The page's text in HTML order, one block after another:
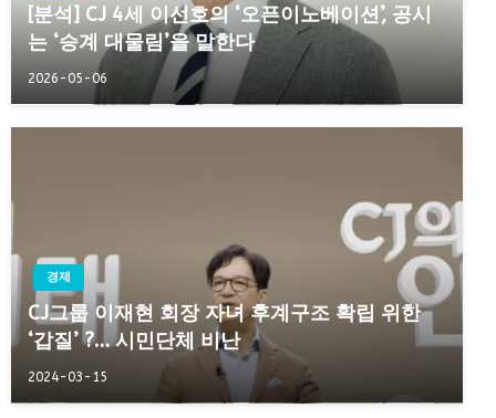
[분석] CJ 4세 이선호의 ‘오픈이노베이션’, 공시
는 ‘승계 대물림’을 말한다
2026-05-06
경제
CJ그룹 이재현 회장 자녀 후계구조 확립 위한
‘갑질’ ?… 시민단체 비난
2024-03-15